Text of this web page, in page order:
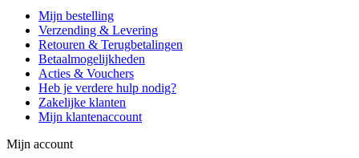
Mijn bestelling
Verzending & Levering
Retouren & Terugbetalingen
Betaalmogelijkheden
Acties & Vouchers
Heb je verdere hulp nodig?
Zakelijke klanten
Mijn klantenaccount
Mijn account